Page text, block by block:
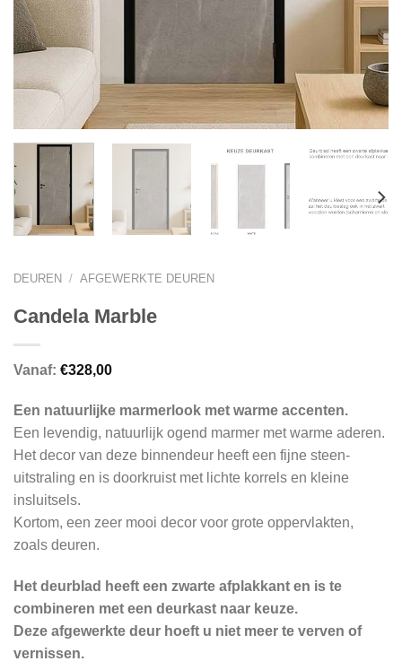
DEUREN / AFGEWERKTE DEUREN
Candela Marble
Vanaf: €328,00
Een natuurlijke marmerlook met warme accenten.
Een levendig, natuurlijk ogend marmer met warme aderen.
Het decor van deze binnendeur heeft een fijne steen-
uitstraling en is doorkruist met lichte korrels en kleine
insluitsels.
Kortom, een zeer mooi decor voor grote oppervlakten,
zoals deuren.
Het deurblad heeft een zwarte afplakkant en is te
combineren met een deurkast naar keuze.
Deze afgewerkte deur hoeft u niet meer te verven of
vernissen.